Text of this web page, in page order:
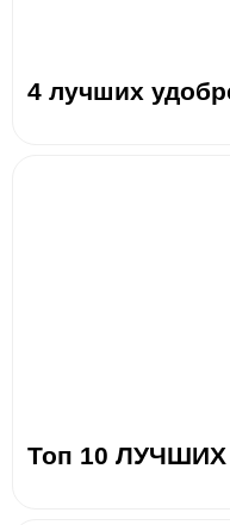
4 лучших
Топ 10 ЛУЧШИХ